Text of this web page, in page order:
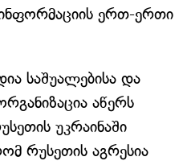
ერთ-ერთი
საშუალებისა და
აწერს
უკრაინაში
რუსეთის აგრესია